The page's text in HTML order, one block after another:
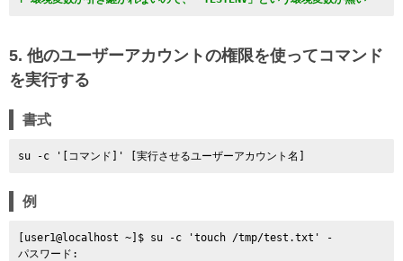
5. 他のユーザーアカウントの権限を使ってコマンド
を実行する
書式
例
[user1@localhost ~]$ su -c 'touch /tmp/test.txt' -
パスワード: